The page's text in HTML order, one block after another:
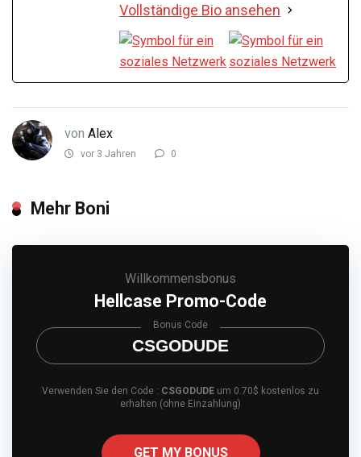
Vollständige Bio ansehen
von Alex
vor 3 Jahren 0
Mehr Boni
Willkommensbonus
Hellcase Promo-Code
CSGODUDE
Bonus Code
Verwenden Sie den Code : CSGODUDE um 0.70$ kostenlos zu
erhalten (ohne Einzahlung)
GET MY BONUS